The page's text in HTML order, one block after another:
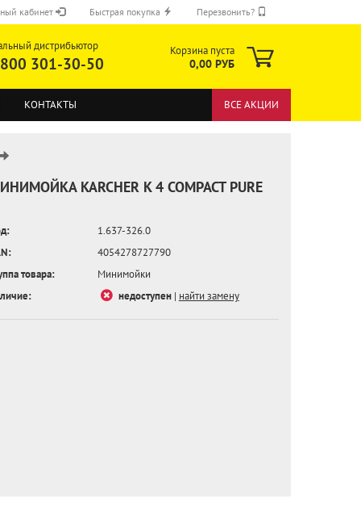
кабинет Быстрая покупка Перезвонить?
дистрибьютор
301-30-50
Корзина пуста
0,00 РУБ
КОНТАКТЫ ВСЕ АКЦИИ
KARCHER K 4 COMPACT PURE
1.637-326.0
4054278727790
товара:
Минимойки
недоступен| найти замену